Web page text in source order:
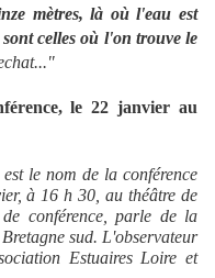
mètres, là où l'eau est
celles où l'on trouve le
le 22 janvier au
le nom de la conférence
à 16 h 30, au théâtre de
conférence, parle de la
sud. L'observateur
Estuaires Loire et